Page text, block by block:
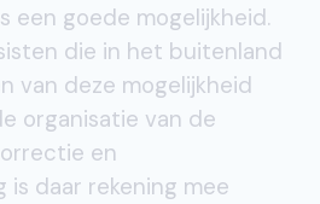
een goede mogelijkheid.
die in het buitenland
van deze mogelijkheid
organisatie van de
en
is daar rekening mee